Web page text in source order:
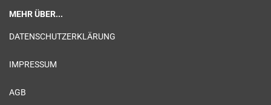
MEHR ÜBER...
DATENSCHUTZERKLÄRUNG
IMPRESSUM
AGB